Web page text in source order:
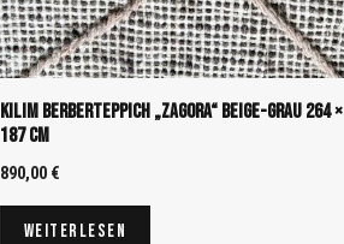
Kilim Berberteppich „Zagora“ Beige-Grau 264 ×
187 cm
890,00 €
Weiterlesen